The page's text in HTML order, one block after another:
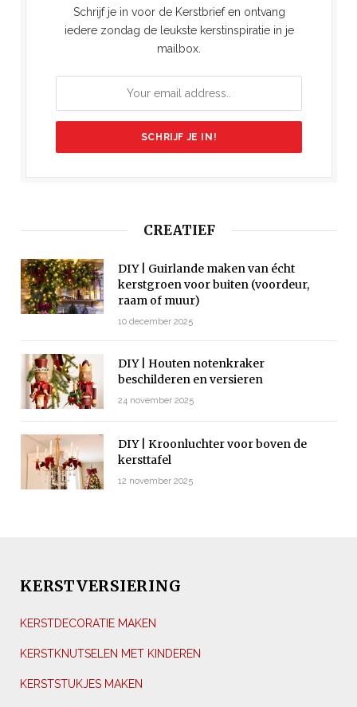
Schrijf je in voor de Kerstbrief en ontvang
iedere zondag de leukste kerstinspiratie in je
mailbox.
CREATIEF
DIY | Guirlande maken van écht
kerstgroen voor buiten (voordeur,
raam of muur)
10 december 2025
DIY | Houten notenkraker
beschilderen en versieren
24 november 2025
DIY | Kroonluchter voor boven de
kersttafel
12 november 2025
KERSTVERSIERING
KERSTDECORATIE MAKEN
KERSTKNUTSELEN MET KINDEREN
KERSTSTUKJES MAKEN